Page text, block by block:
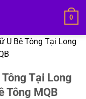
0
U Bê Tông Tại Long
Tại Long
Tông MQB